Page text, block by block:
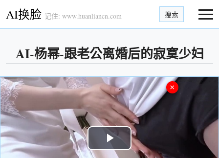
AI换脸 记住: www.huanliancn.com 搜索
AI-杨幂-跟老公离婚后的寂寞少妇
Play
×